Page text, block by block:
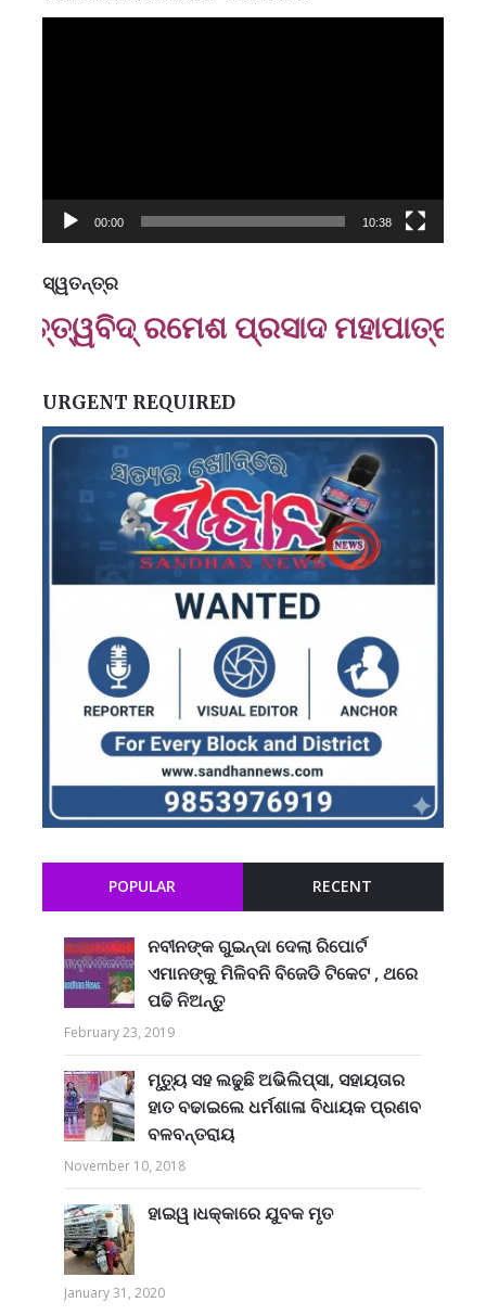
00:00 10:38
ସ୍ୱତନ୍ତ୍ର
ରମେଶ ପ୍ରସାଦ ମହାପାତ୍ର
URGENT REQUIRED
POPULAR RECENT
ନବୀନଙ୍କ ଗୁଇନ୍ଦା ଦେଲା ରିପୋର୍ଟ
ଏମାନଙ୍କୁ ମିଳିବନି ବିଜେଡି ଟିକେଟ , ଥରେ
ପଢି ନିଅନ୍ତୁ
February 23, 2019
ମୃତ୍ୟୁ ସହ ଲଢୁଛି ଅଭିଲିପ୍ସା, ସହାୟତାର
ହାତ ବଢାଇଲେ ଧର୍ମଶାଳା ବିଧାୟକ ପ୍ରଣବ
ବଳବନ୍ତରାୟ
November 10, 2018
ହାଇୱ।ଧକ୍କାରେ ଯୁବକ ମୃତ
January 31, 2020